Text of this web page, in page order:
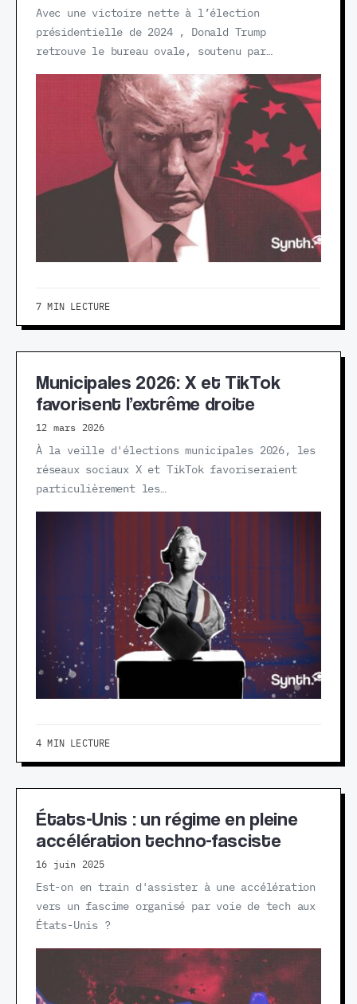
Avec une victoire nette à l’élection
présidentielle de 2024 , Donald Trump
retrouve le bureau ovale, soutenu par…
7 MIN LECTURE
Municipales 2026: X et TikTok
favorisent l’extrême droite
12 mars 2026
À la veille d'élections municipales 2026, les
réseaux sociaux X et TikTok favoriseraient
particulièrement les…
4 MIN LECTURE
États-Unis : un régime en pleine
accélération techno-fasciste
16 juin 2025
Est-on en train d'assister à une accélération
vers un fascime organisé par voie de tech aux
États-Unis ?